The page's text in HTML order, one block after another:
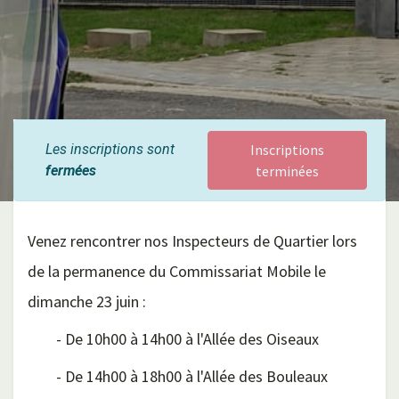
Les inscriptions sont
fermées
Inscriptions
terminées
Venez rencontrer nos Inspecteurs de Quartier lors
de la permanence du Commissariat Mobile le
dimanche 23 juin :
- De 10h00 à 14h00 à l'Allée des Oiseaux
- De 14h00 à 18h00 à l'Allée des Bouleaux